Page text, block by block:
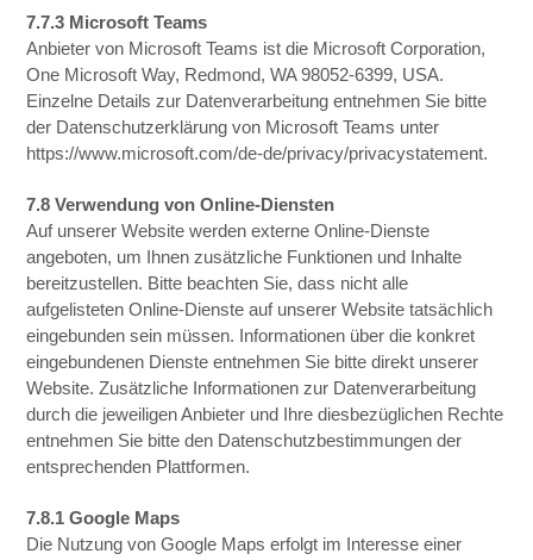
7.7.3 Microsoft Teams
Anbieter von Microsoft Teams ist die Microsoft Corporation,
One Microsoft Way, Redmond, WA 98052-6399, USA.
Einzelne Details zur Datenverarbeitung entnehmen Sie bitte
der Datenschutzerklärung von Microsoft Teams unter
https://www.microsoft.com/de-de/privacy/privacystatement.
7.8 Verwendung von Online-Diensten
Auf unserer Website werden externe Online-Dienste
angeboten, um Ihnen zusätzliche Funktionen und Inhalte
bereitzustellen. Bitte beachten Sie, dass nicht alle
aufgelisteten Online-Dienste auf unserer Website tatsächlich
eingebunden sein müssen. Informationen über die konkret
eingebundenen Dienste entnehmen Sie bitte direkt unserer
Website. Zusätzliche Informationen zur Datenverarbeitung
durch die jeweiligen Anbieter und Ihre diesbezüglichen Rechte
entnehmen Sie bitte den Datenschutzbestimmungen der
entsprechenden Plattformen.
7.8.1 Google Maps
Die Nutzung von Google Maps erfolgt im Interesse einer